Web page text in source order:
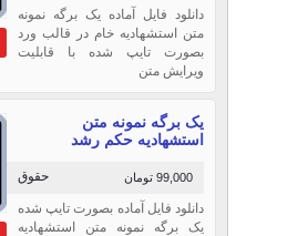
دانلود فایل آماده یک برگه نمونه
متن استشهادیه خام در قالب ورد
بصورت تایپ شده با قابلیت
ویرایش متن
یک برگه نمونه متن
استشهادیه حکم رشد
حقوق 99,000 تومان
دانلود فایل آماده بصورت تایپ شده
یک برگه نمونه متن استشهادیه